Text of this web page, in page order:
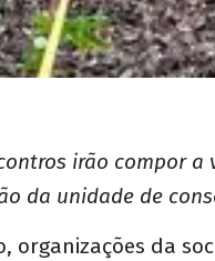
irão compor a
da unidade de
organizações da